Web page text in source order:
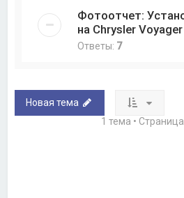
Фотоотчет:
на Chrysler Voyager
Ответы: 7
Новая тема
1 тема • Страница